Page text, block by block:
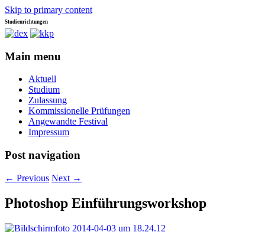
Skip to primary content
dex-kkp
Universität für angewandte Kunst Wien
Studienrichtungen
Main menu
Aktuell
Studium
Zulassung
Kommissionelle Prüfungen
Angewandte Festival
Impressum
Post navigation
← Previous Next →
Photoshop Einführungsworkshop